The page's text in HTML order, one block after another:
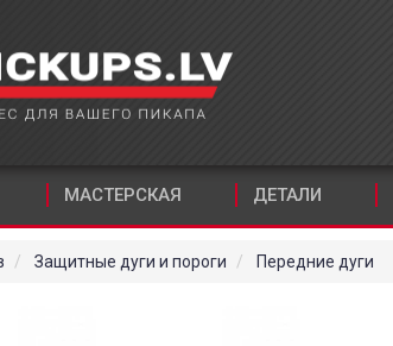
МАСТЕРСКАЯ ДЕТАЛИ
Защитные дуги и пороги Передние дуги